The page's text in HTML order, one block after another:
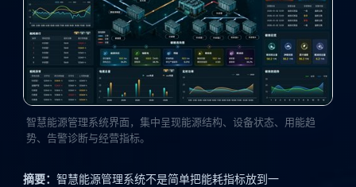
智慧能源管理系统界面，集中呈现能源结构、设备状态、用能趋
势、告警诊断与经营指标。
摘要： 智慧能源管理系统不是简单把能耗指标放到一